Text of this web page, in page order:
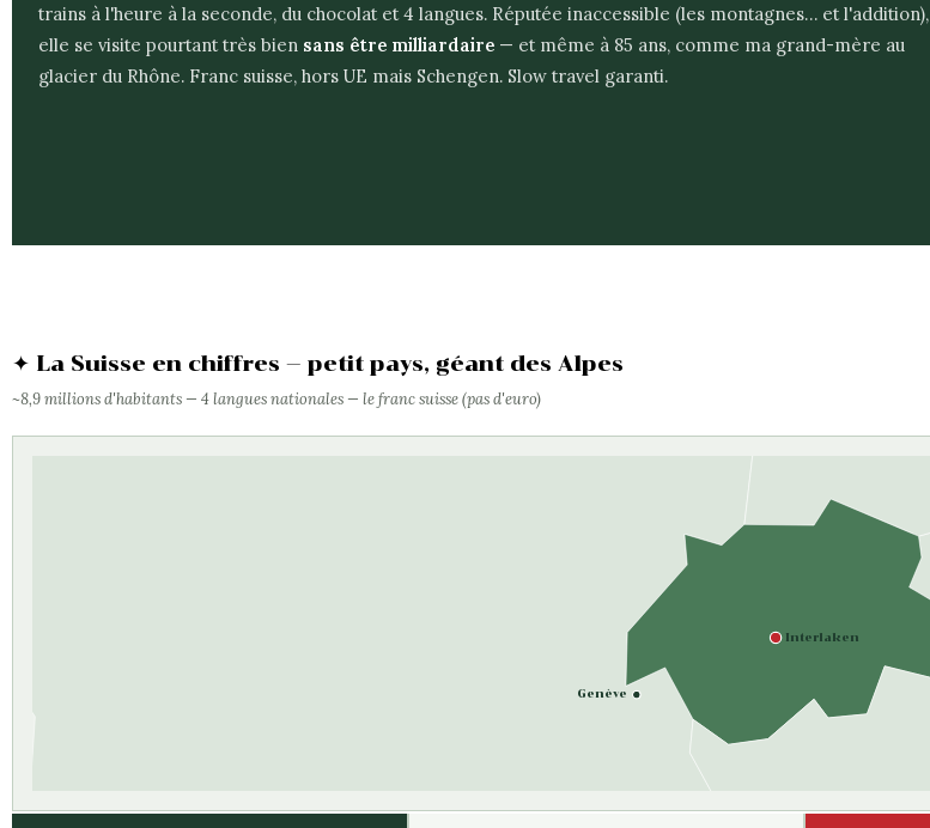
trains à l'heure à la seconde, du chocolat et 4 langues. Réputée inaccessible (les montagnes… et l'addition),
elle se visite pourtant très bien sans être milliardaire — et même à 85 ans, comme ma grand-mère au
glacier du Rhône. Franc suisse, hors UE mais Schengen. Slow travel garanti.
✦ La Suisse en chiffres — petit pays, géant des Alpes
~8,9 millions d'habitants — 4 langues nationales — le franc suisse (pas d'euro)
Interlaken
Genève